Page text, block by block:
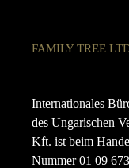
FAMILY TREE
Internationales
des Ungarischen
Kft. ist beim
Nummer 01 09